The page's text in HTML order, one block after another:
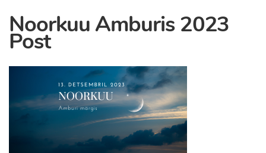
Noorkuu Amburis 2023
Post